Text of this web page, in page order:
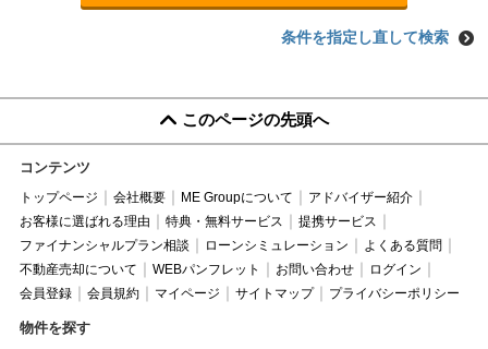
条件を指定し直して検索
このページの先頭へ
コンテンツ
トップページ 会社概要 ME Groupについて
アドバイザー紹介
お客様に選ばれる理由
特典・無料サービス
提携サービス
ファイナンシャルプラン相談
ローンシミュレーション
よくある質問
不動産売却について
WEBパンフレット お問い合わせ
ログイン
会員登録
会員規約 マイページ サイトマップ プライバシーポリシー
物件を探す